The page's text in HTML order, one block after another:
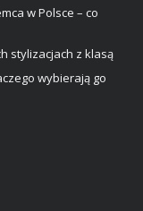
w Polsce – co
stylizacjach z klasą
wybierają go